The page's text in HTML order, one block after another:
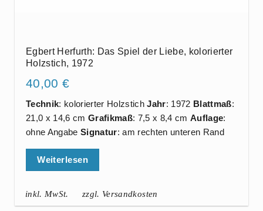
Egbert Herfurth: Das Spiel der Liebe, kolorierter
Holzstich, 1972
40,00 €
Technik: kolorierter HolzstichJahr: 1972 Blattmaß:
21,0 x 14,6 cm Grafikmaß: 7,5 x 8,4 cmAuflage:
ohne Angabe Signatur: am rechten unteren Rand
Weiterlesen
inkl. MwSt. zzgl. Versandkosten